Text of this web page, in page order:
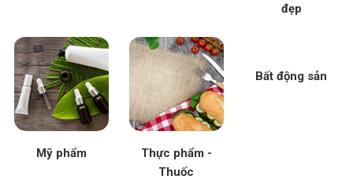
đẹp
Mỹ phẩm
Thực phẩm -
Thuốc
Bất động sản